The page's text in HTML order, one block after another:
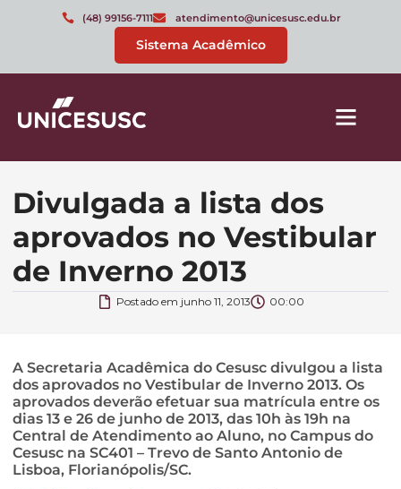
(48) 99156-7111 atendimento@unicesusc.edu.br
Sistema Acadêmico
Divulgada a lista dos
aprovados no Vestibular
de Inverno 2013
Postado em junho 11, 2013 00:00
A Secretaria Acadêmica do Cesusc divulgou a lista
dos aprovados no Vestibular de Inverno 2013. Os
aprovados deverão efetuar sua matrícula entre os
dias 13 e 26 de junho de 2013, das 10h às 19h na
Central de Atendimento ao Aluno, no Campus do
Cesusc na SC401 – Trevo de Santo Antonio de
Lisboa, Florianópolis/SC.